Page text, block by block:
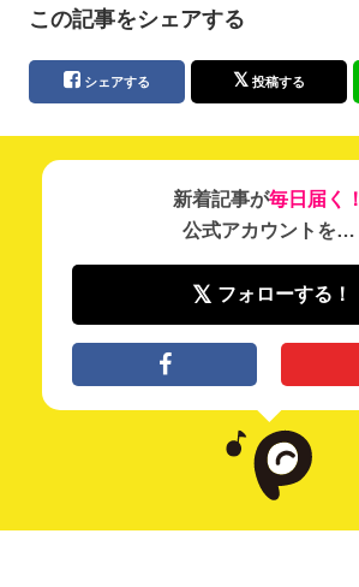
この記事をシェアする
シェアする 投稿する
新着記事が毎日届く！
公式アカウントを…
フォローする！